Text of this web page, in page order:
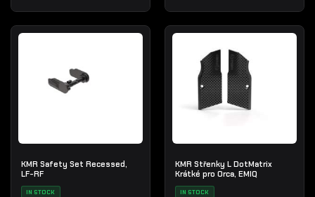
KMR Safety Set Recessed,
LF-RF
IN STOCK
KMR Střenky L DotMatrix
Krátké pro Orca, EMIQ
IN STOCK